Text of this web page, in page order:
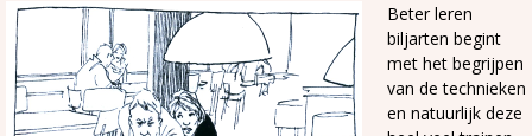
Beter leren
biljarten begint
met het begrijpen
van de technieken
en natuurlijk deze